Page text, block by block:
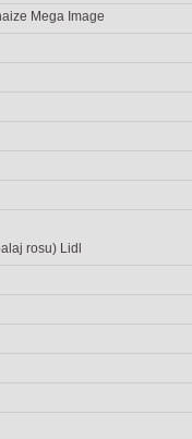
Mega Image
rosu) Lidl